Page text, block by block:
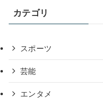
カテゴリ
スポーツ
芸能
エンタメ